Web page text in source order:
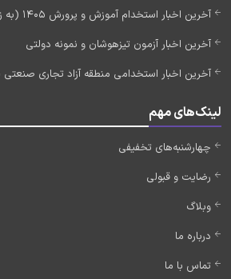
آخرین اخبار استخدام آموزش و پرورش 1405 (به زودی)
آخرین اخبار آزمون تیزهوشان و نمونه دولتی
آخرین اخبار استخدامی منطقه آزاد تجاری صنعتی 1405
لینک‌های مهم
چهارشنبه‌های تخفیفی
رضایت و قبولی
وبلاگ
درباره ما
تماس با ما